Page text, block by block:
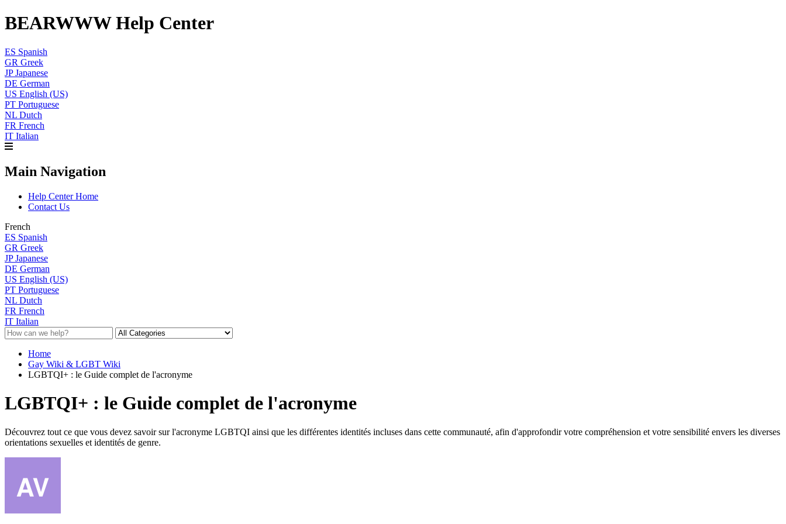
BEARWWW Help Center
ES Spanish
GR Greek
JP Japanese
DE German
US English (US)
PT Portuguese
NL Dutch
FR French
IT Italian
Main Navigation
Help Center Home
Contact Us
French
ES Spanish
GR Greek
JP Japanese
DE German
US English (US)
PT Portuguese
NL Dutch
FR French
IT Italian
Home
Gay Wiki & LGBT Wiki
LGBTQI+ : le Guide complet de l'acronyme
LGBTQI+ : le Guide complet de l'acronyme
Découvrez tout ce que vous devez savoir sur l'acronyme LGBTQI ainsi que les différentes identités incluses dans cette communauté, afin d'approfondir votre compréhension et votre sensibilité envers les diverses
orientations sexuelles et identités de genre.